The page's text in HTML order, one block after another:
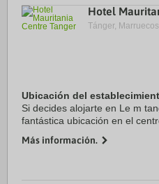
Hotel
Tánger,
Ubicación del
Si decides alojarte en Le m
fantástica ubicación en el
Además, este hotel de playa se
Más información.